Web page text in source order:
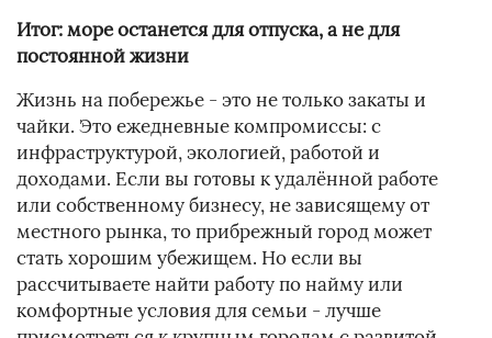
Итог: море останется для отпуска, а не для
постоянной жизни
Жизнь на побережье - это не только закаты и
чайки. Это ежедневные компромиссы: с
инфраструктурой, экологией, работой и
доходами. Если вы готовы к удалённой работе
или собственному бизнесу, не зависящему от
местного рынка, то прибрежный город может
стать хорошим убежищем. Но если вы
рассчитываете найти работу по найму или
комфортные условия для семьи - лучше